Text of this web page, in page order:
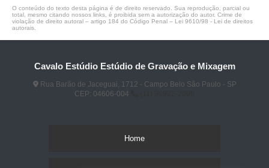
O conteúdo do texto desta página é de direito reservado. Sua reprodução, parcial ou
total, mesmo citando nossos links, é proibida sem a autorização do autor. Crime de
violação de direito autoral – artigo 184 do Código Penal – Lei 9610/98 - Lei de direitos
autorais
Cavalo Estúdio Estúdio de Gravação e Mixagem
Rua Barão de Jaceguai, 1712 - Campo Belo São Paulo - SP
CEP: 04606-004
Home